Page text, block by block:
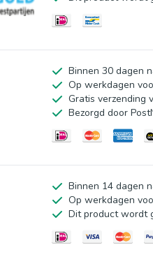
Binnen 30 dagen
Op werkdagen
Gratis verzending
Bezorgd door
Binnen 14 dagen
Op werkdagen
Dit product wordt